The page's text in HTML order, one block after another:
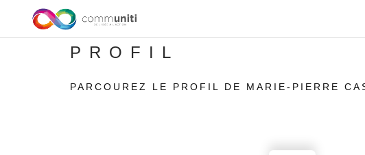
PROFIL
PARCOUREZ LE PROFIL DE MARIE-PIERRE